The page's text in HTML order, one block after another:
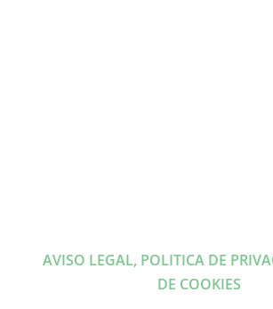
AVISO LEGAL, POLITICA DE
DE COOKIES